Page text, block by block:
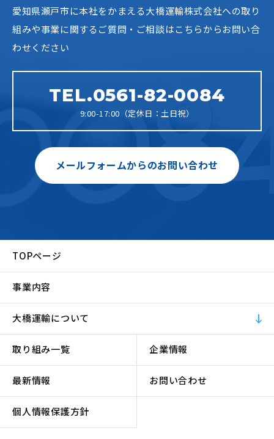
愛知県瀬戸市に本社をかまえる大橋運輸株式会社への取り
組みや事業に関するご質問・ご相談はこちらからお問い合
わせください
TEL.0561-82-0084
9:00-17:00（定休日：土日祝）
メールフォームからのお問い合わせ
TOPページ
事業内容
大橋運輸について
取り組み一覧 企業情報
最新情報 お問い合わせ
個人情報保護方針